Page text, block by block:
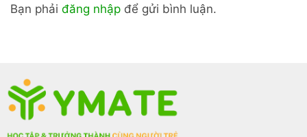
Schrödinger
Bạn phải đăng nhập để gửi bình luận.